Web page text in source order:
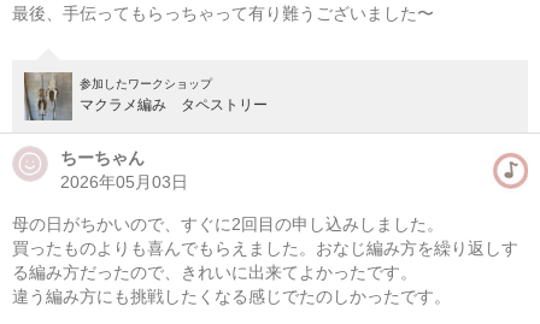
最後、手伝ってもらっちゃって有り難うございました〜
参加したワークショップ
マクラメ編み タペストリー
ちーちゃん
2026年05月03日
母の日がちかいので、すぐに2回目の申し込みしました。
買ったものよりも喜んでもらえました。おなじ編み方を繰り返しす
る編み方だったので、きれいに出来てよかったです。
違う編み方にも挑戦したくなる感じでたのしかったです。